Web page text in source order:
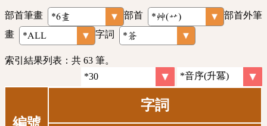
部首筆畫 部首
部首外筆
畫
字詞
索引結果列表：共 63 筆。
字詞